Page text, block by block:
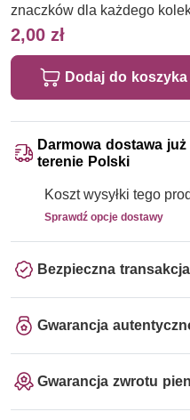
znaczków dla każdego
2,00 zł
Dodaj do koszyka
Darmowa dostawa już
terenie Polski
Koszt wysyłki tego
Sprawdź opcje dostawy
Bezpieczna transakcja
Gwarancja
Gwarancja zwrotu